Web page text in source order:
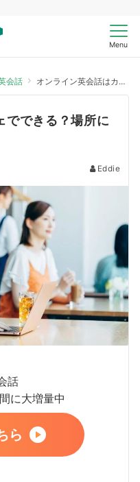
Menu
会話 オンライン英会話はカフェでできる？場所にとらわれず英語を話そう
でできる？場所に
Eddie
話
に大増量中
ら